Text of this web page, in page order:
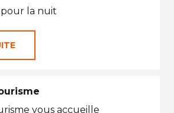
la nuit
vous accueille